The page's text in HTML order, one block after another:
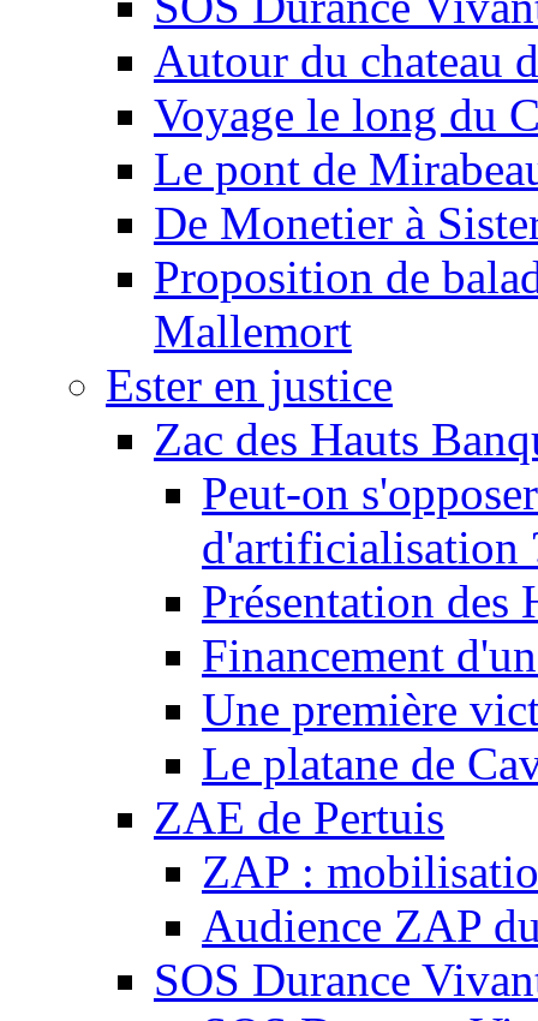
Autour du chateau
Voyage le long du
Le pont de
De Monetier à
Proposition de
Mallemort
Ester en justice
Zac des Hauts
Peut-on
d'artificialisation
Présentation des
Financement
Une première
Le platane de
ZAE de Pertuis
ZAP :
Audience ZAP
SOS Durance